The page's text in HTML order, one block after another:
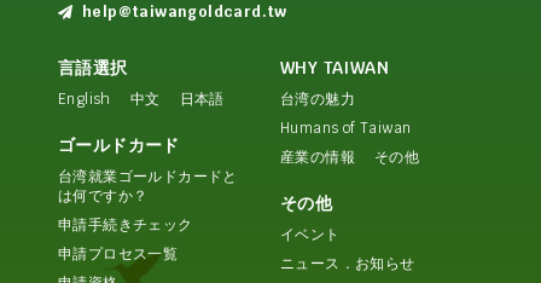
help@taiwangoldcard.tw
言語選択
English 中文 日本語
ゴールドカード
台湾就業ゴールドカードと
は何ですか？
申請手続きチェック
申請プロセス一覧
WHY TAIWAN
台湾の魅力
Humans of Taiwan
産業の情報
その他
その他
イベント
ニュース．お知らせ